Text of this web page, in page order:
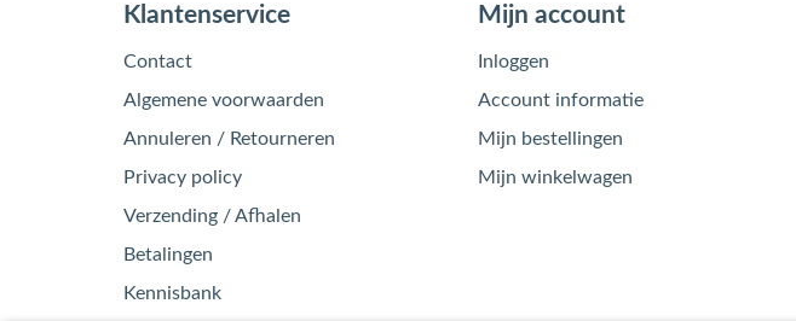
Klantenservice
Contact
Algemene voorwaarden
Annuleren / Retourneren
Privacy policy
Verzending / Afhalen
Betalingen
Kennisbank
Mijn account
Inloggen
Account informatie
Mijn bestellingen
Mijn winkelwagen